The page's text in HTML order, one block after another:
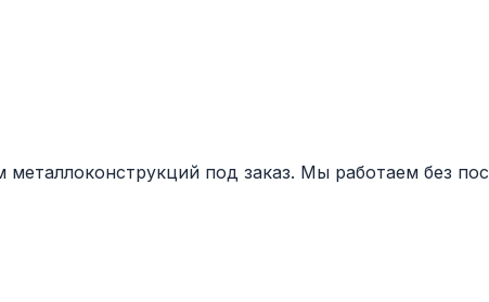
под заказ. Мы работаем без